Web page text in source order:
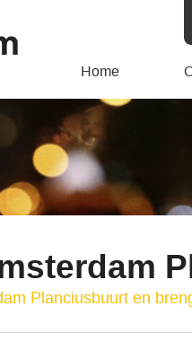
Home
Planciusbuurt en